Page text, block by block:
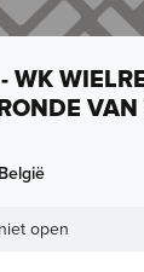
WK
België
open